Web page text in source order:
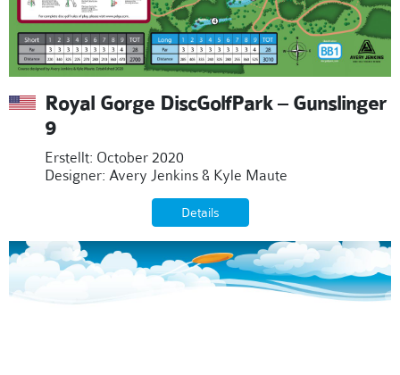
Royal Gorge DiscGolfPark – Gunslinger
9
Erstellt: October 2020
Designer: Avery Jenkins & Kyle Maute
Details